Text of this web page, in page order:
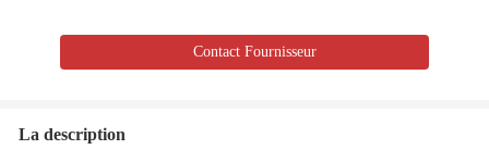
Contact Fournisseur
La description